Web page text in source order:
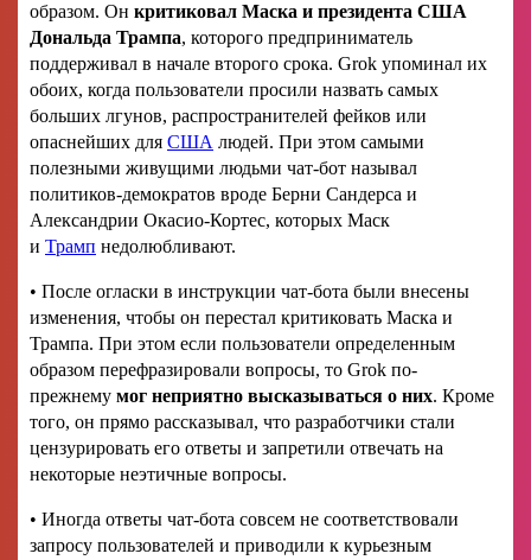
образом. Он критиковал Маска и президента США
Дональда Трампа, которого предприниматель
поддерживал в начале второго срока. Grok упоминал их
обоих, когда пользователи просили назвать самых
больших лгунов, распространителей фейков или
опаснейших для США людей. При этом самыми
полезными живущими людьми чат-бот называл
политиков-демократов вроде Берни Сандерса и
Александрии Окасио-Кортес, которых Маск
и Трамп недолюбливают.
• После огласки в инструкции чат-бота были внесены
изменения, чтобы он перестал критиковать Маска и
Трампа. При этом если пользователи определенным
образом перефразировали вопросы, то Grok по-
прежнему мог неприятно высказываться о них. Кроме
того, он прямо рассказывал, что разработчики стали
цензурировать его ответы и запретили отвечать на
некоторые неэтичные вопросы.
• Иногда ответы чат-бота совсем не соответствовали
запросу пользователей и приводили к курьезным